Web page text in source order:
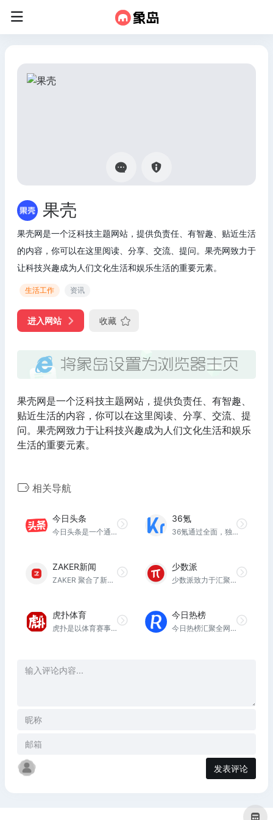
果壳
果壳网是一个泛科技主题网站，提供负责任、有智趣、贴近生活
的内容，你可以在这里阅读、分享、交流、提问。果壳网致力于
让科技兴趣成为人们文化生活和娱乐生活的重要元素。
生活工作 资讯
进入网站 收藏
果壳网是一个泛科技主题网站，提供负责任、有智趣、
贴近生活的内容，你可以在这里阅读、分享、交流、提
问。果壳网致力于让科技兴趣成为人们文化生活和娱乐
生活的重要元素。
相关导航
今日头条
今日头条是一个通用信息平台，致力于连接人与信息，让优质丰富的信息得到高效精准的分发，促使信息创造价值。
36氪
36氪通过全面，独家的视角为用户深度剖析最前沿的资讯，致力于让一部分人先看到未来，内容涵盖快讯，科技，金融，投资，房产，汽车，互联网，股市，教育，生活，职场等，秉承着新商业媒体人的使命砥砺前行
ZAKER新闻
ZAKER 聚合了新闻、杂志、报纸、公众号等各类头条资讯，提供头条,科技,娱乐,体育,国内,国际,军事,财经,互联网,教育,时尚,社会,亲子,情感,旅游,科学,星座,奢侈品,游戏,美食,电影,健康,理财等多个领域今日最热门内容，并通过大数据算法提供个性化、社会化新闻服务。
少数派
少数派致⼒于汇聚少数⼈的⼒量，通过优质内容和产品，和大家一起用科学的方法和多维视角探索数字生活，提升⼤众⽤⼾的⼯作效率和⽣活品质。同时构建创作和创造的⾏业桥梁。
虎扑体育
虎扑是以体育赛事和男性兴趣生活为主的社区网站。专注于NBA赛程、NBA录像、NBA直播、NBA资讯、球员交易、足球、英超、电竞、LPL等全部篮球足球电竞赛事，并提供虎扑步行街社区服务。
今日热榜
今日热榜汇聚全网热搜：知乎热榜、微博热搜、百度热搜、IT之家、36氪、少数派、豆瓣、小红书、百度贴吧、虎扑、虎嗅、天涯、哔哩哔哩、小众软件、抖音、吾爱破解、GitHub、技术期刊 全网热点 新闻 热词 排行榜 摸鱼神器
发表评论